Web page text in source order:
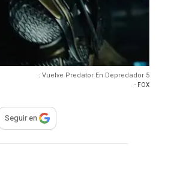
: Vuelve Predator En Depredador 5
- FOX
para compartir
Seguir en